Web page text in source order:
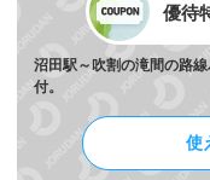
優待
沼田駅～吹割の滝間の路
付。
使